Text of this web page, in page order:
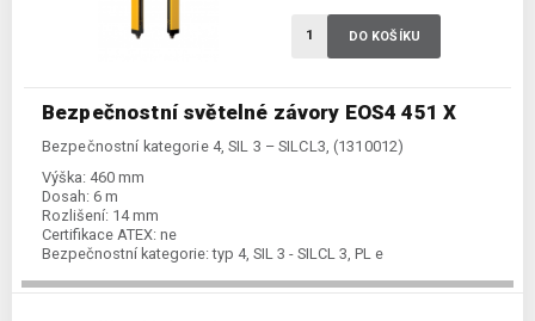
Bezpečnostní světelné závory EOS4 451 X
Bezpečnostní kategorie 4, SIL 3 – SILCL3, (1310012)
Výška: 460 mm
Dosah: 6 m
Rozlišení: 14 mm
Certifikace ATEX: ne
Bezpečnostní kategorie: typ 4, SIL 3 - SILCL 3, PL e
DO KOŠÍKU